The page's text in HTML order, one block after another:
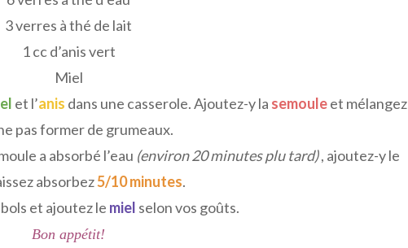
3 verres à thé de lait
1 cc d’anis vert
Miel
et l’anis dans une casserole. Ajoutez-y la semouleet mélangez
pas former de grumeaux.
a absorbé l’eau (environ 20 minutes plu tard), ajoutez-y le
absorbez5/10 minutes.
et ajoutez le miel selon vos goûts.
Bon appétit!